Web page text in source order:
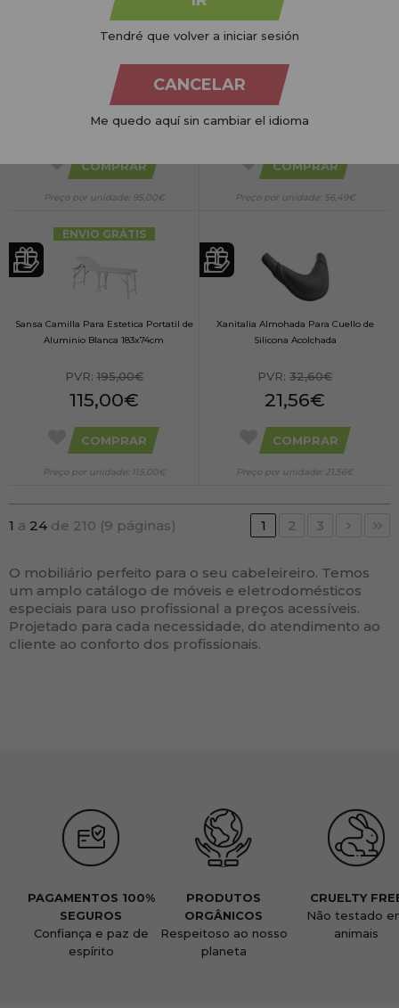
Peluquería y Estética Blanco
85x50x32cm
199,00€
95,00€
COMPRAR
Preço por unidade: 95,00€
con 5 Ruedas Blanco 53x50cm
PVR:
56,49€
COMPRAR
Preço por unidade: 56,49€
ENVIO GRÁTIS
Sansa Camilla Para Estetica Portatil de
Aluminio Blanca 183x74cm
PVR:195,00€
115,00€
COMPRAR
Preço por unidade: 115,00€
Xanitalia Almohada Para Cuello de
Silicona Acolchada
PVR: 32,60€
21,56€
COMPRAR
Preço por unidade: 21,56€
1 a 24 de 210 (9 páginas) 1 2 3
O mobiliário perfeito para o seu cabeleireiro. Temos
um amplo catálogo de móveis e eletrodomésticos
especiais para uso profissional a preços acessíveis.
Projetado para cada necessidade, do atendimento ao
cliente ao conforto dos profissionais.
PAGAMENTOS 100%
SEGUROS
Confiança e paz de
espírito
PRODUTOS
ORGÂNICOS
Respeitoso ao nosso
planeta
CRUELTY
Não testado
animais
Tendré que volver a iniciar sesión
CANCELAR
Me quedo aquí sin cambiar el idioma